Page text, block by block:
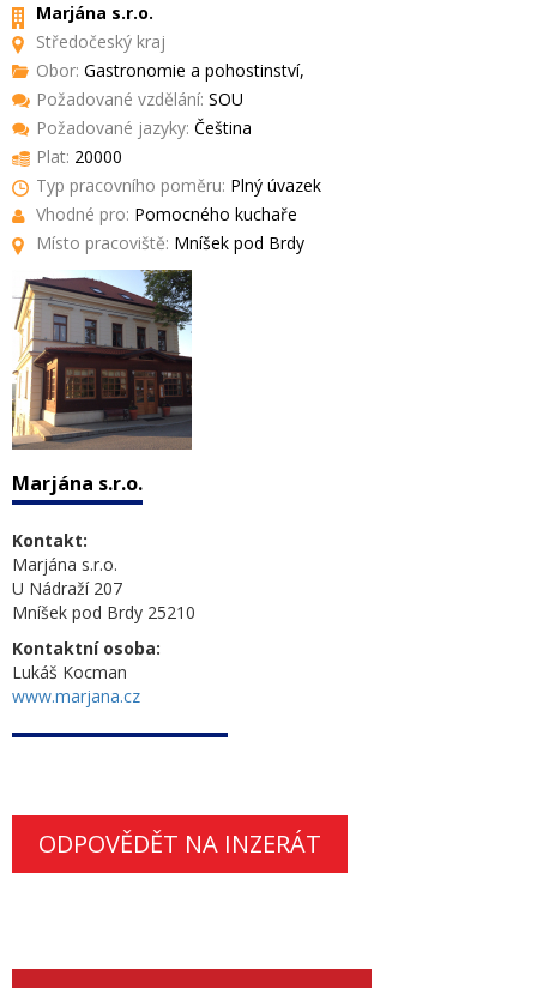
Marjána s.r.o.
Středočeský kraj
Obor: Gastronomie a pohostinství,
Požadované vzdělání: SOU
Požadované jazyky: Čeština
Plat: 20000
Typ pracovního poměru: Plný úvazek
Vhodné pro: Pomocného kuchaře
Místo pracoviště: Mníšek pod Brdy
Marjána s.r.o.
Kontakt:
Marjána s.r.o.
U Nádraží 207
Mníšek pod Brdy 25210
Kontaktní osoba:
Lukáš Kocman
www.marjana.cz
ODPOVĚDĚT NA INZERÁT